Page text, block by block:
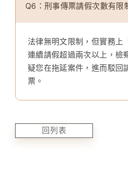
Q6：刑事傳票請假次數有限
法律無明文限制，但實務上
連續請假超過兩次以上，檢
疑您在拖延案件，進而駁回
票。
回列表